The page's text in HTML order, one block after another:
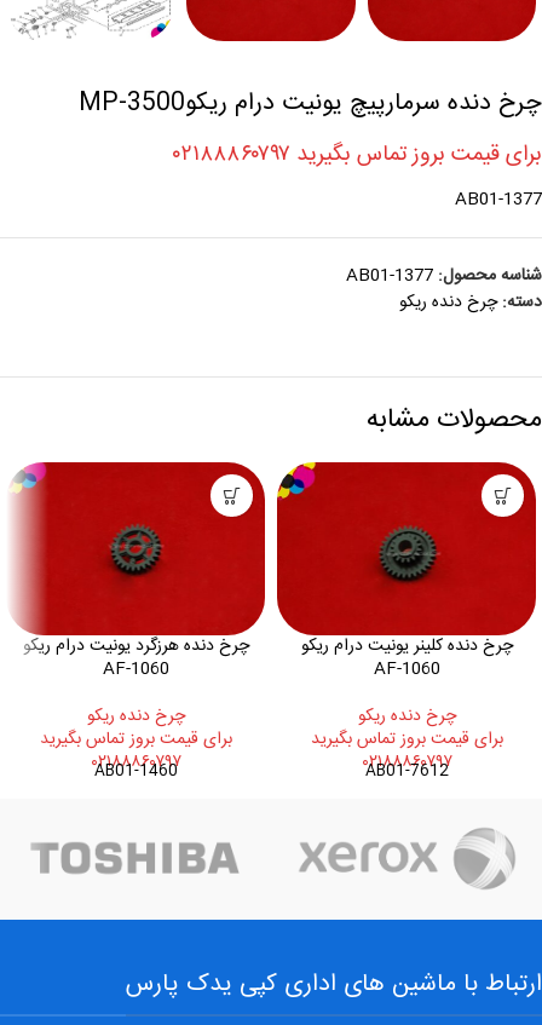
چرخ دنده سرمارپیچ یونیت درام ریکوMP-3500
برای قیمت بروز تماس بگیرید ۰۲۱۸۸۸۶۰۷۹۷
AB01-1377
شناسه محصول: AB01-1377
دسته: چرخ دنده ريکو
محصولات مشابه
چرخ دنده کلینر یونیت درام ریکو
AF-1060
چرخ دنده ريکو
برای قیمت بروز تماس بگیرید
۰۲۱۸۸۸۶۰۷۹۷
AB01-7612
چرخ دنده هرزگرد یونیت درام ریکو
AF-1060
چرخ دنده ريکو
برای قیمت بروز تماس بگیرید
۰۲۱۸۸۸۶۰۷۹۷
AB01-1460
ارتباط با ماشین های اداری کپی یدک پارس